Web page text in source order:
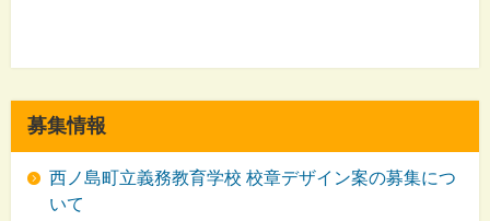
募集情報
西ノ島町立義務教育学校 校章デザイン案の募集につ
いて